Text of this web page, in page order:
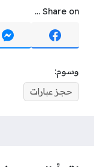
Share on ...
وسوم:
حجز عبارات